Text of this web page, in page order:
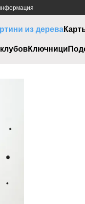
из дерева
Ключници